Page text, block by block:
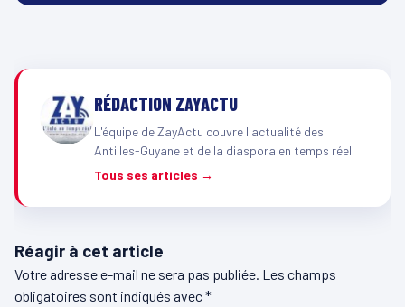
RÉDACTION ZAYACTU
L'équipe de ZayActu couvre l'actualité des
Antilles-Guyane et de la diaspora en temps réel.
Tous ses articles →
Réagir à cet article
Votre adresse e-mail ne sera pas publiée. Les champs
obligatoires sont indiqués avec*